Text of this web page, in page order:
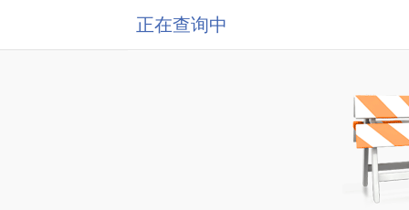
正在查询中